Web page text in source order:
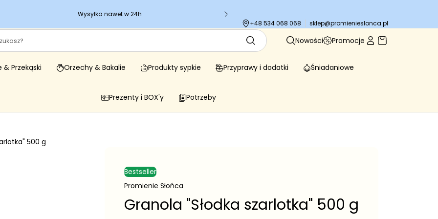
Wysyłka nawet w 24h
+48 534 068 068
sklep@promienieslonca.pl
Nowości Promocje
& Przekąski Orzechy & Bakalie Produkty sypkie Przyprawy i dodatki Śniadaniowe
Prezenty i BOX'y Potrzeby
500 g
Bestseller
Promienie Słońca
Granola "Słodka szarlotka" 500 g